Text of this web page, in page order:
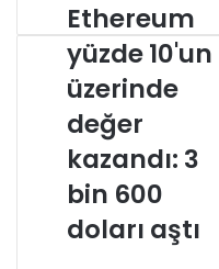
Ethereum
yüzde 10'un
üzerinde
değer
kazandı: 3
bin 600
doları aştı